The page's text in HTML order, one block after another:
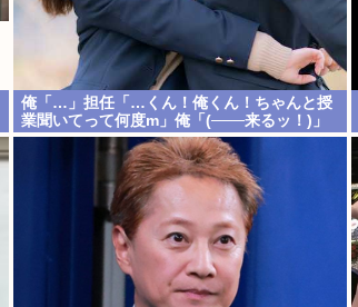
俺「…」担任「…くん！俺くん！ちゃんと授
業聞いてって何度m」俺「(───来るッ！)」